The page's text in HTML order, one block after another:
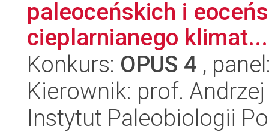
paleoceńskich i
cieplarnianego klimat...
Konkurs: OPUS 4 ,
Kierownik: prof.
Instytut Paleobiologii